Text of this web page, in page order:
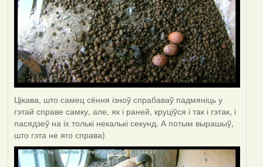
Цікава, што самец сёння ізноў спрабаваў падмяніць у
гэтай справе самку, але, як і раней, круціўся і так і гэтак, і
пасядзеў на іх толькі некалькі секунд. А потым вырашыў,
што гэта не яго справа)